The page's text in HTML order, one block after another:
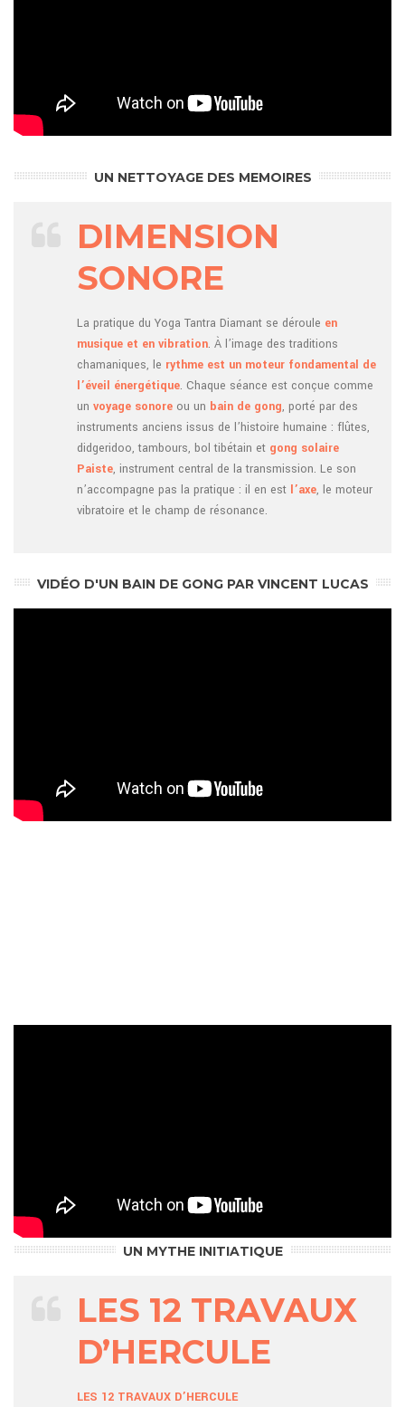
UN NETTOYAGE DES MEMOIRES
DIMENSION
SONORE
La pratique du Yoga Tantra Diamant se déroule en
musique et en vibration. À l’image des traditions
chamaniques, le rythme est un moteur fondamental de
l’éveil énergétique. Chaque séance est conçue comme
un voyage sonore ou un bain de gong, porté par des
instruments anciens issus de l’histoire humaine : flûtes,
didgeridoo, tambours, bol tibétain et gong solaire
Paiste, instrument central de la transmission. Le son
n’accompagne pas la pratique : il en est l’axe, le moteur
vibratoire et le champ de résonance.
VIDÉO D'UN BAIN DE GONG PAR VINCENT LUCAS
UN MYTHE INITIATIQUE
LES 12 TRAVAUX
D’HERCULE
LES 12 TRAVAUX D’HERCULE